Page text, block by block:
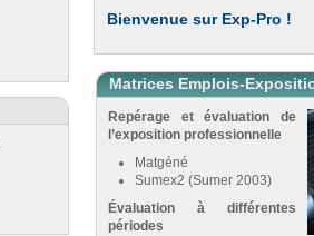
Bienvenue sur Exp-Pro !
Matrices Emplois-
Repérage et évaluation de
l’exposition professionnelle
Matgéné
Sumex2 (Sumer 2003)
Évaluation à différentes
périodes